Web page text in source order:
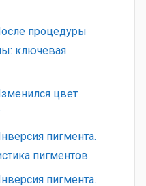
процедуры
ключевая
цвет
пигмента.
пигментов
пигмента.